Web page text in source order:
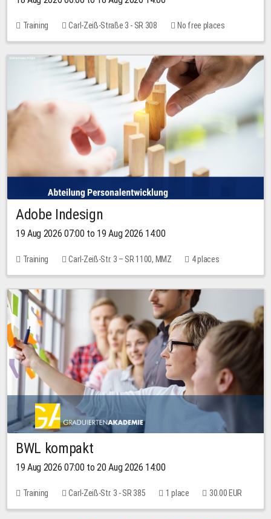
Training Carl-Zeiß-Straße 3 - SR 308 No free places
Adobe Indesign
19 Aug 2026 07:00 to 19 Aug 2026 14:00
Training Carl-Zeiß-Str. 3 – SR 1100, MMZ 4 places
BWL kompakt
19 Aug 2026 07:00 to 20 Aug 2026 14:00
Training Carl-Zeiß-Str. 3 - SR 385 1 place 30.00 EUR